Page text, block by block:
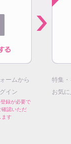
ームから
イン
録が必要で
確認いただ
ます
特集
お気